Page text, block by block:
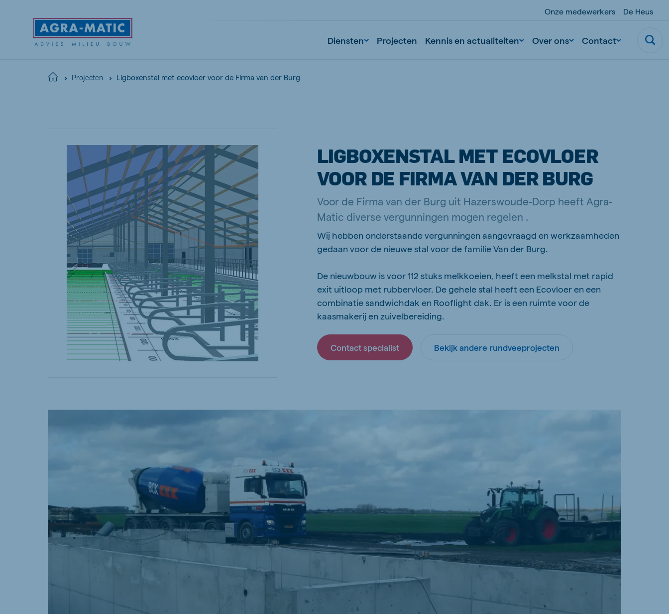
Onze medewerkers De Heus
Diensten Projecten Kennis en actualiteiten Over ons Contact
Home Projecten Ligboxenstal met ecovloer voor de Firma van der Burg
LIGBOXENSTAL MET ECOVLOER
VOOR DE FIRMA VAN DER BURG
Voor de Firma van der Burg uit Hazerswoude-Dorp heeft Agra-
Matic diverse vergunningen mogen regelen .
Wij hebben onderstaande vergunningen aangevraagd en werkzaamheden
gedaan voor de nieuwe stal voor de familie Van der Burg.
De nieuwbouw is voor 112 stuks melkkoeien, heeft een melkstal met rapid
exit uitloop met rubbervloer. De gehele stal heeft een Ecovloer en een
combinatie sandwichdak en Rooflight dak. Er is een ruimte voor de
kaasmakerij en zuivelbereiding.
Contact specialist Bekijk andere rundveeprojecten